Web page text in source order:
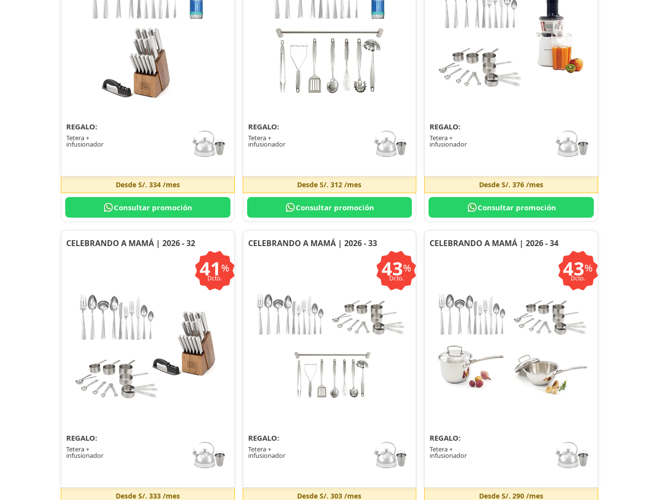
REGALO:
Tetera +
infusionador
Desde S/. 334/mes
Consultar promoción
REGALO:
Tetera +
infusionador
DesdeS/. 312 /mes
Consultar promoción
REGALO:
Tetera +
infusionador
DesdeS/. 376 /mes
Consultar promoción
CELEBRANDO A MAMÁ | 2026 - 32
41 %
Dcto.
REGALO:
Tetera +
infusionador
Desde S/. 333/mes
CELEBRANDO A MAMÁ | 2026 - 33
43%
Dcto.
REGALO:
Tetera +
infusionador
DesdeS/. 303 /mes
CELEBRANDO A MAMÁ | 2026 - 34
43%
Dcto.
REGALO:
Tetera +
infusionador
DesdeS/. 290 /mes